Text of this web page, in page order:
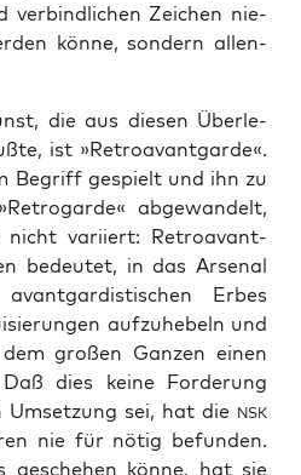
ver­bind­li­chen Zei­chen nie­
kön­ne, son­dern allen­
die aus die­sen Über­le­
ist »Retro­avant­gar­de«.
Begriff gespielt und ihn zu
abge­wan­delt,
nicht vari­iert: Retro­avant­
bedeu­tet, in das Arse­nal
Erbes
auf­zu­he­beln und
gro­ßen Gan­zen einen
dies kei­ne For­de­rung
Umset­zung sei, hat die NSK
nie für nötig befun­den.
gesche­hen kön­ne, hat sie